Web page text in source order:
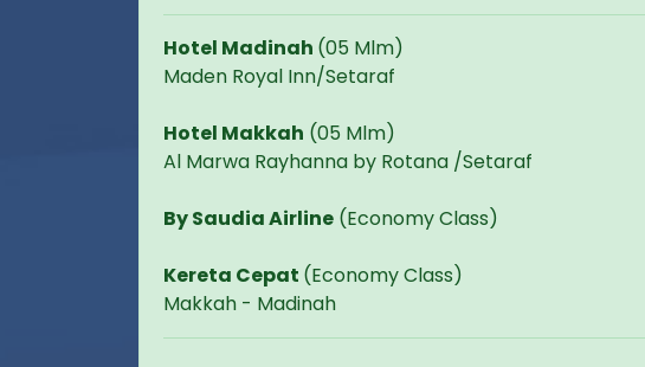
Hotel Madinah (05 Mlm)
Maden Royal Inn/Setaraf
Hotel Makkah (05 Mlm)
Al Marwa Rayhanna by Rotana /Setaraf
By Saudia Airline (Economy Class)
Kereta Cepat (Economy Class)
Makkah - Madinah